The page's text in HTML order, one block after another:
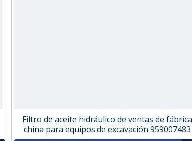
Filtro de aceite hidráulico de ventas de fábrica
china para equipos de excavación 959007483